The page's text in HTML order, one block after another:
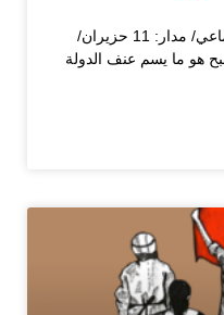
معهد القارات الثلاث للبحث الاجتماعي/ مدار: 11 حزيران/
القبح هو ما يسم عنف الدولة